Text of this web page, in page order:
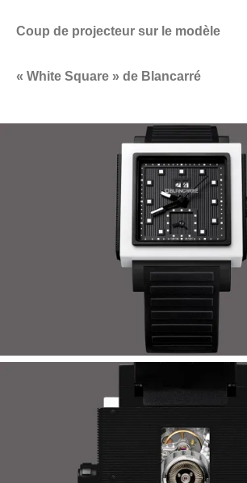
Coup de projecteur sur le modèle
« White Square » de Blancarré